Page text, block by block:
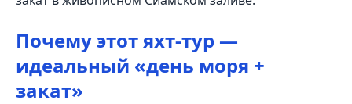
Почему этот яхт-тур —
идеальный «день моря +
закат»